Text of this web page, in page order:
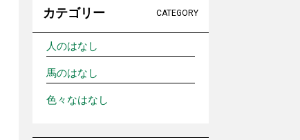
カテゴリー CATEGORY
人のはなし
馬のはなし
色々なはなし